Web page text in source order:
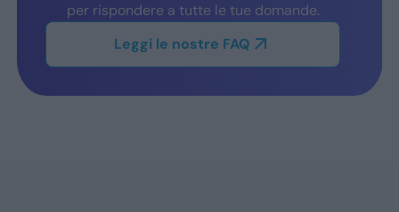
per rispondere a tutte le tue domande.
Leggi le nostre FAQ